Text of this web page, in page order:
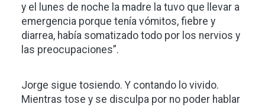
y el lunes de noche la madre la tuvo que llevar a
emergencia porque tenía vómitos, fiebre y
diarrea, había somatizado todo por los nervios y
las preocupaciones”.
Jorge sigue tosiendo. Y contando lo vivido.
Mientras tose y se disculpa por no poder hablar